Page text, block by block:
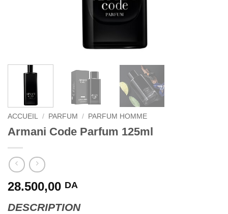
ACCUEIL / PARFUM / PARFUM HOMME
Armani Code Parfum 125ml
28.500,00 DA
DESCRIPTION